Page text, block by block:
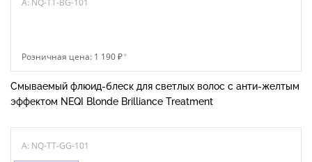
A: NQ-TT-BG-101
Розничная цена: 1 190 ₽*
Смываемый флюид-блеск для светлых волос с анти-желтым
эффектом NEQI Blonde Brilliance Treatment
A: NQ-TT-GG-101